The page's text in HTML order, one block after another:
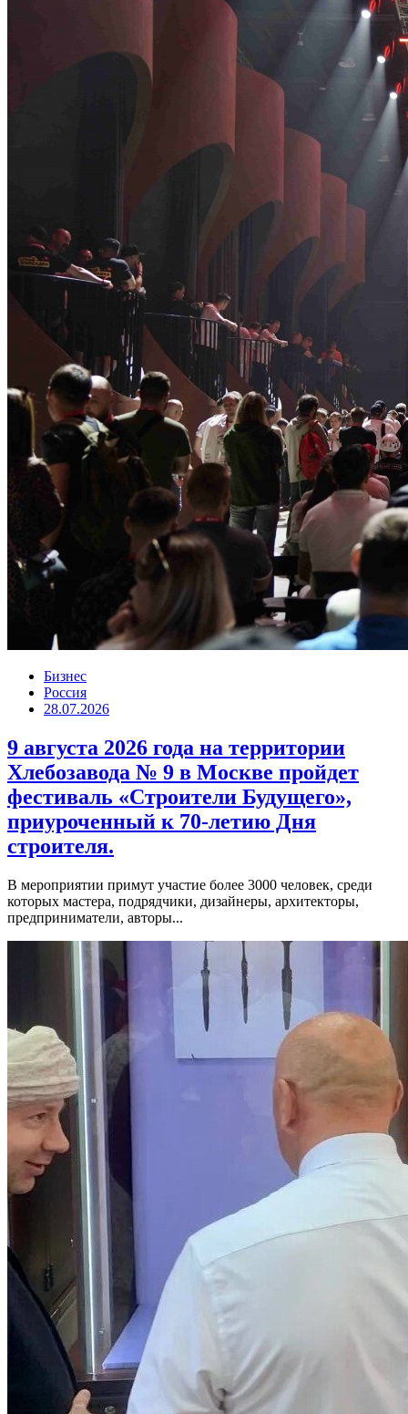
Бизнес
Россия
28.07.2026
9 августа 2026 года на территории
Хлебозавода № 9 в Москве пройдет
фестиваль «Строители Будущего»,
приуроченный к 70-летию Дня
строителя.
В мероприятии примут участие более 3000 человек, среди
которых мастера, подрядчики, дизайнеры, архитекторы,
предприниматели, авторы...